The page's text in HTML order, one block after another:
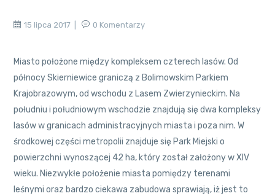
15 lipca 2017 0 Komentarzy
Miasto położone między kompleksem czterech lasów. Od
północy Skierniewice graniczą z Bolimowskim Parkiem
Krajobrazowym, od wschodu z Lasem Zwierzynieckim. Na
południu i południowym wschodzie znajdują się dwa kompleksy
lasów w granicach administracyjnych miasta i poza nim. W
środkowej części metropolii znajduje się Park Miejski o
powierzchni wynoszącej 42 ha, który został założony w XIV
wieku. Niezwykłe położenie miasta pomiędzy terenami
leśnymi oraz bardzo ciekawa zabudowa sprawiają, iż jest to